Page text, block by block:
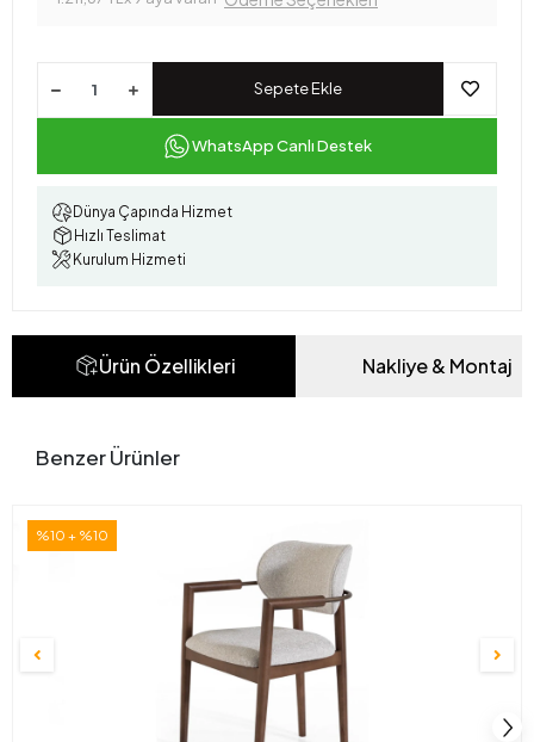
Sepete Ekle
WhatsApp Canlı Destek
Dünya Çapında Hizmet
Hızlı Teslimat
Kurulum Hizmeti
Ürün Özellikleri Nakliye & Montaj
Benzer Ürünler
%10 + %10